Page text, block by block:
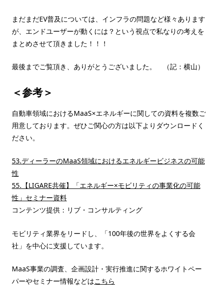
まだまだEV普及については、インフラの問題など様々あります
が、エンドユーザーが動くには？という視点で私なりの考えを
まとめさせて頂きました！！！
最後までご覧頂き、ありがとうございました。 （記：横山）
＜参考＞
自動車領域におけるMaaS×エネルギーに関しての資料を複数ご
用意しております。ぜひご関心の方は以下よりダウンロードく
ださい。
53.ディーラーのMaaS領域におけるエネルギービジネスの可能
性
55.【LIGARE共催】「エネルギー×モビリティの事業化の可能
性」セミナー資料
コンテンツ提供：リブ・コンサルティング
モビリティ業界をリードし、「100年後の世界をよくする会
社」を中心に支援しています。
MaaS事業の調査、企画設計・実行推進に関するホワイトペー
パーやセミナー情報などはこちら